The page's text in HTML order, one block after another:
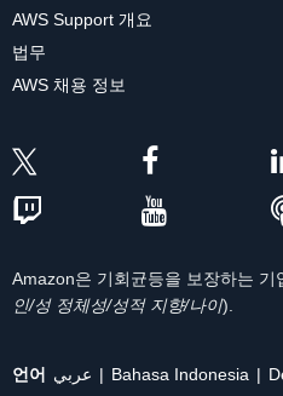
AWS Support 개요
법무
AWS 채용 정보
Amazon은 기회균등을 보장하는 기
인/성 정체성/성적 지향/나이).
언어 عربي Bahasa Indonesia